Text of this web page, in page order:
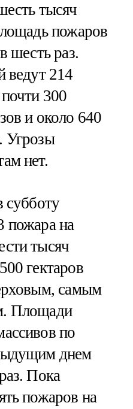
тысяч
пожаров
шесть раз.
ведут 214
300
и около 640
Угрозы
нет.
субботу
пожара на
тысяч
гектаров
самым
Площади
по
днем
Пока
пожаров на